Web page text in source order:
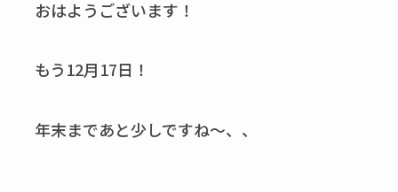
おはようございます！
もう12月17日！
年末まであと少しですね～、、